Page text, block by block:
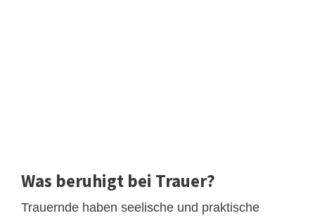
Was beruhigt bei Trauer?
Trauernde haben seelische und praktische